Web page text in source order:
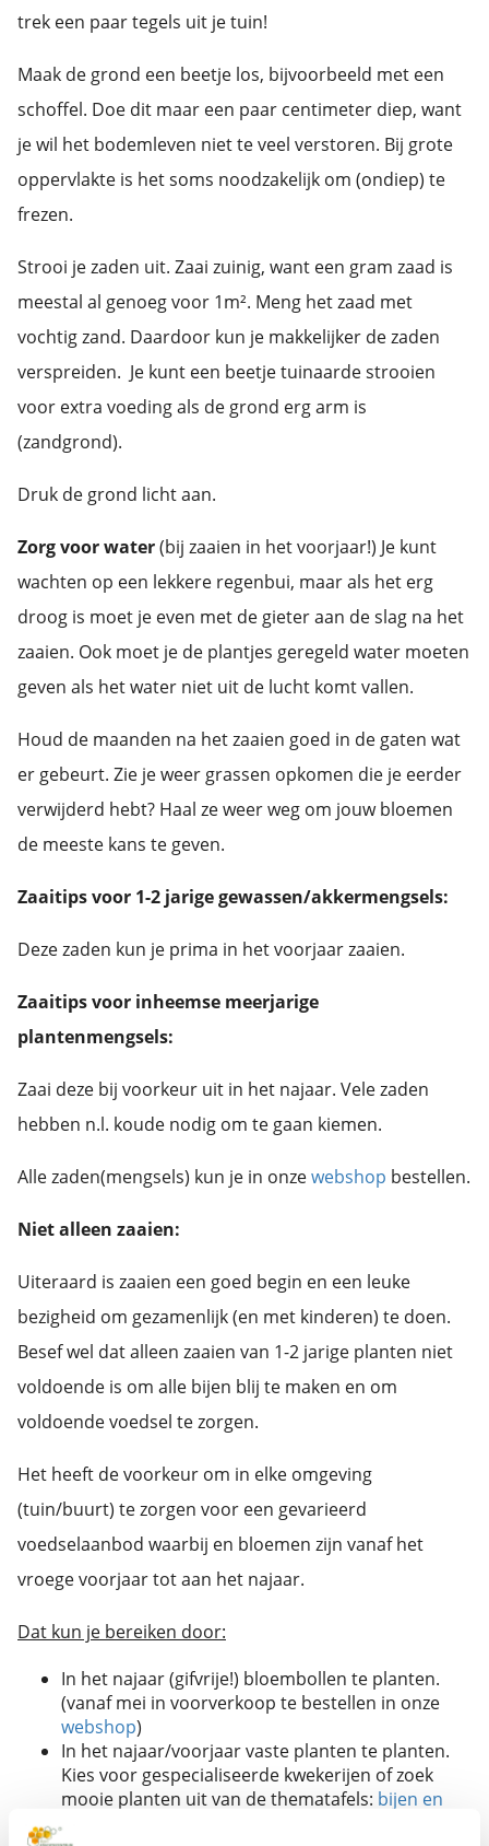
trek een paar tegels uit je tuin!
Maak de grond een beetje los, bijvoorbeeld met een
schoffel. Doe dit maar een paar centimeter diep, want
je wil het bodemleven niet te veel verstoren. Bij grote
oppervlakte is het soms noodzakelijk om (ondiep) te
frezen.
Strooi je zaden uit. Zaai zuinig, want een gram zaad is
meestal al genoeg voor 1m². Meng het zaad met
vochtig zand. Daardoor kun je makkelijker de zaden
verspreiden. Je kunt een beetje tuinaarde strooien
voor extra voeding als de grond erg arm is
(zandgrond).
Druk de grond licht aan.
Zorg voor water(bij zaaien in het voorjaar!) Je kunt
wachten op een lekkere regenbui, maar als het erg
droog is moet je even met de gieter aan de slag na het
zaaien. Ook moet je de plantjes geregeld water moeten
geven als het water niet uit de lucht komt vallen.
Houd de maanden na het zaaien goed in de gaten wat
er gebeurt. Zie je weer grassen opkomen die je eerder
verwijderd hebt? Haal ze weer weg om jouw bloemen
de meeste kans te geven.
Zaaitips voor 1-2 jarige gewassen/akkermengsels:
Deze zaden kun je prima in het voorjaar zaaien.
Zaaitips voor inheemse meerjarige
plantenmengsels:
Zaai deze bij voorkeur uit in het najaar. Vele zaden
hebben n.l. koude nodig om te gaan kiemen.
Alle zaden(mengsels) kun je in onzewebshop bestellen.
Niet alleen zaaien:
Uiteraard is zaaien een goed begin en een leuke
bezigheid om gezamenlijk (en met kinderen) te doen.
Besef wel dat alleen zaaien van 1-2 jarige planten niet
voldoende is om alle bijen blij te maken en om
voldoende voedsel te zorgen.
Het heeft de voorkeur om in elke omgeving
(tuin/buurt) te zorgen voor een gevarieerd
voedselaanbod waarbij en bloemen zijn vanaf het
vroege voorjaar tot aan het najaar.
Dat kun je bereiken door:
In het najaar (gifvrije!) bloembollen te planten.
(vanaf mei in voorverkoop te bestellen in onze
webshop)
In het najaar/voorjaar vaste planten te planten.
Kies voor gespecialiseerde kwekerijen of zoek
mooie planten uit van de thematafels: bijen en
vlinderlokkers